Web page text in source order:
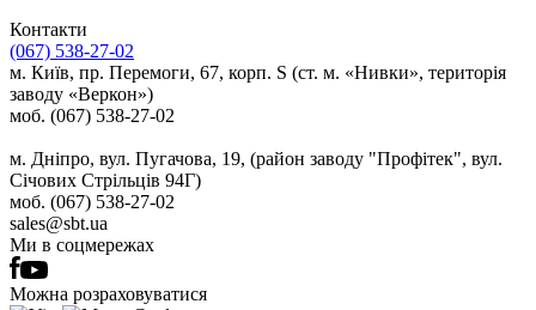
Контакти
(067) 538-27-02
м. Київ, пр. Перемоги, 67, корп. S (ст. м. «Нивки», територія
заводу «Веркон»)
моб. (067) 538-27-02
м. Дніпро, вул. Пугачова, 19, (район заводу "Профітек", вул.
Січових Стрільців 94Г)
моб. (067) 538-27-02
sales@sbt.ua
Ми в соцмережах
Можна розраховуватися